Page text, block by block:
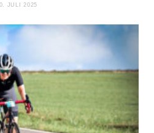
JULI 2025